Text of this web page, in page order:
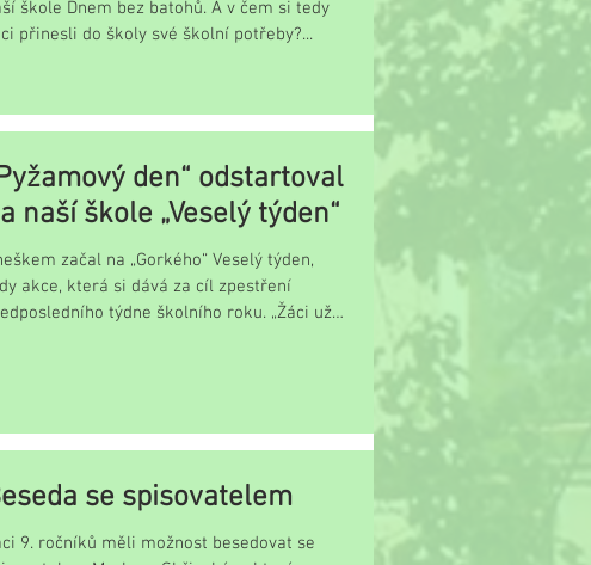
škole Dnem bez batohů. A v čem si tedy
přinesli do školy své školní potřeby?...
den“ odstartoval
naší škole „Veselý týden“
začal na „Gorkého“ Veselý týden,
akce, která si dává za cíl zpestření
týdne školního roku. „Žáci už
se spisovatelem
9. ročníků měli možnost besedovat se